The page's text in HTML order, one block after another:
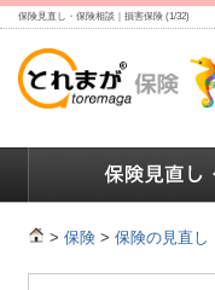
保険見直し・保険相談｜損害保険 (1/32)
> 保険 > 保険の見直し